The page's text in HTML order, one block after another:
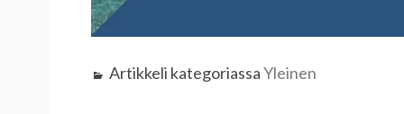
Artikkeli kategoriassaYleinen